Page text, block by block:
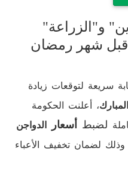
و"الزراعة"
شهر رمضان
سريعة لتوقعات زيادة
، أعلنت الحكومة
لضبط أسعار
الدواجن
وذلك لضمان تخفيف الأعباء